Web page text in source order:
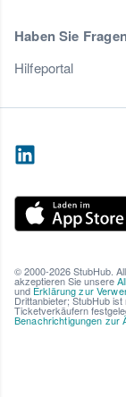
Haben Sie
Hilfeportal
© 2000-2026 StubHub.
akzeptieren Sie unsere
und Erklärung zur
Drittanbieter; StubHub
Ticketverkäufern
Benachrichtigungen zur